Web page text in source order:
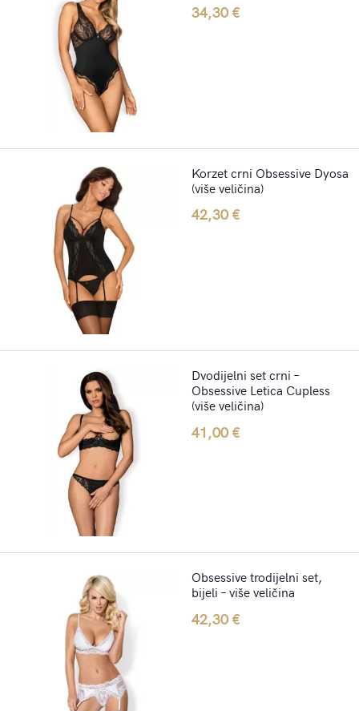
34,30€
Korzet crni Obsessive Dyosa
(više veličina)
42,30€
Dvodijelni set crni –
Obsessive Letica Cupless
(više veličina)
41,00€
Obsessive trodijelni set,
bijeli – više veličina
42,30€